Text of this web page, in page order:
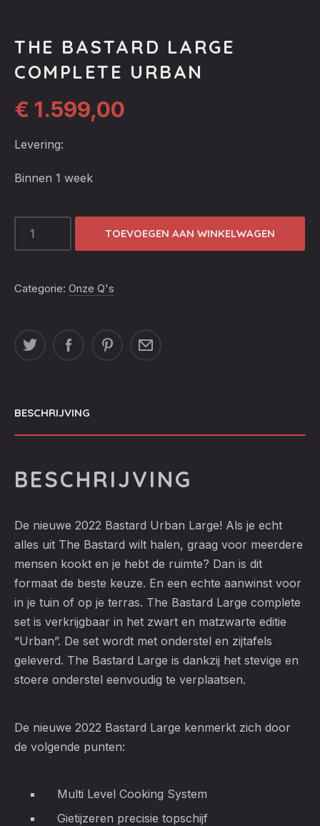
THE BASTARD LARGE
COMPLETE URBAN
€ 1.599,00
Levering:
Binnen 1 week
COMPLETE
TOEVOEGEN AAN WINKELWAGEN
Categorie: Onze Q's
BESCHRIJVING
BESCHRIJVING
De nieuwe 2022 Bastard Urban Large! Als je echt
alles uit The Bastard wilt halen, graag voor meerdere
mensen kookt en je hebt de ruimte? Dan is dit
formaat de beste keuze. En een echte aanwinst voor
in je tuin of op je terras. The Bastard Large complete
set is verkrijgbaar in het zwart en matzwarte editie
“Urban”. De set wordt met onderstel en zijtafels
geleverd. The Bastard Large is dankzij het stevige en
stoere onderstel eenvoudig te verplaatsen.
De nieuwe 2022 Bastard Large kenmerkt zich door
de volgende punten:
Multi Level Cooking System
Gietijzeren precisie topschijf